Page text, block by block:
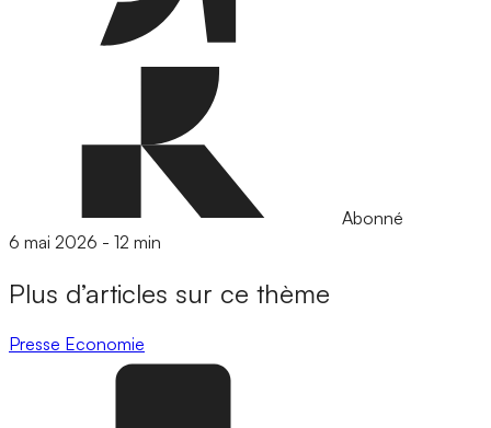
Abonné
6 mai 2026 - 12 min
Plus d’articles sur ce thème
Presse Economie